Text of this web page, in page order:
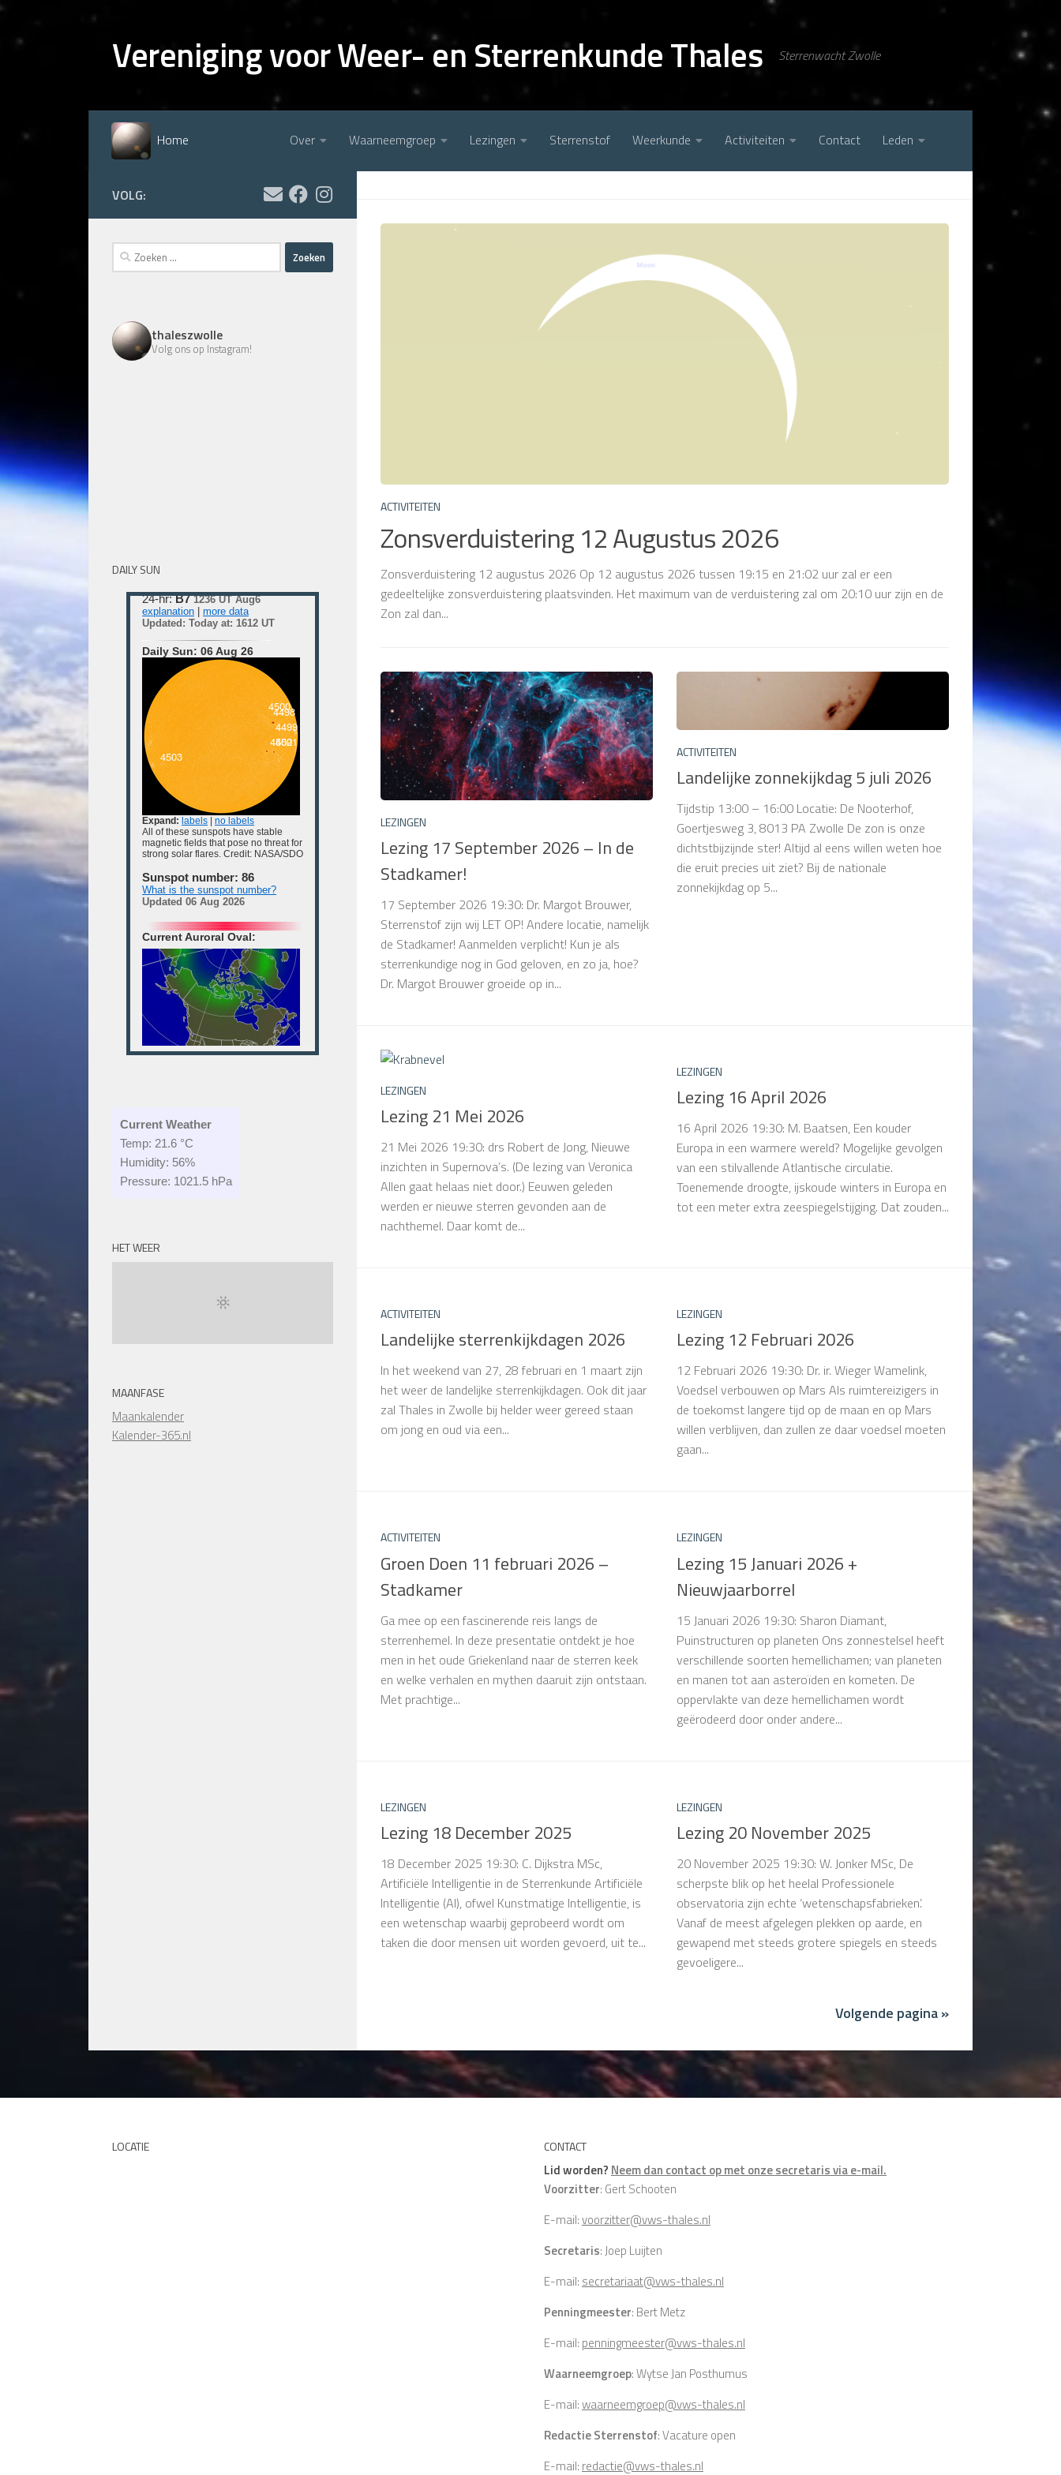
Doorgaan naar inhoud
Vereniging voor Weer- en Sterrenkunde Thales Sterrenwacht Zwolle
Home Over Waarneemgroep Lezingen Sterrenstof Weerkunde Activiteiten Contact Leden
ACTIVITEITEN
Zonsverduistering 12 Augustus 2026
Zonsverduistering 12 augustus 2026 Op 12 augustus 2026 tussen 19:15 en 21:02 uur zal er een
gedeeltelijke zonsverduistering plaatsvinden. Het maximum van de verduistering zal om 20:10 uur zijn en de
Zon zal dan...
LEZINGEN
Lezing 17 September 2026 – In de
Stadkamer!
17 September 2026 19:30: Dr. Margot Brouwer,
Sterrenstof zijn wij LET OP! Andere locatie, namelijk
de Stadkamer! Aanmelden verplicht! Kun je als
sterrenkundige nog in God geloven, en zo ja, hoe?
Dr. Margot Brouwer groeide op in...
ACTIVITEITEN
Landelijke zonnekijkdag 5 juli 2026
Tijdstip 13:00 – 16:00 Locatie: De Nooterhof,
Goertjesweg 3, 8013 PA Zwolle De zon is onze
dichtstbijzijnde ster! Altijd al eens willen weten hoe
die eruit precies uit ziet? Bij de nationale
zonnekijkdag op 5...
LEZINGEN
Lezing 21 Mei 2026
21 Mei 2026 19:30: drs Robert de Jong, Nieuwe
inzichten in Supernova’s. (De lezing van Veronica
Allen gaat helaas niet door.) Eeuwen geleden
werden er nieuwe sterren gevonden aan de
nachthemel. Daar komt de...
LEZINGEN
Lezing 16 April 2026
16 April 2026 19:30: M. Baatsen, Een kouder
Europa in een warmere wereld? Mogelijke gevolgen
van een stilvallende Atlantische circulatie.
Toenemende droogte, ijskoude winters in Europa en
tot een meter extra zeespiegelstijging. Dat zouden...
ACTIVITEITEN
Landelijke sterrenkijkdagen 2026
In het weekend van 27, 28 februari en 1 maart zijn
het weer de landelijke sterrenkijkdagen. Ook dit jaar
zal Thales in Zwolle bij helder weer gereed staan
om jong en oud via een...
LEZINGEN
Lezing 12 Februari 2026
12 Februari 2026 19:30: Dr. ir. Wieger Wamelink,
Voedsel verbouwen op Mars Als ruimtereizigers in
de toekomst langere tijd op de maan en op Mars
willen verblijven, dan zullen ze daar voedsel moeten
gaan...
ACTIVITEITEN
Groen Doen 11 februari 2026 –
Stadkamer
Ga mee op een fascinerende reis langs de
sterrenhemel. In deze presentatie ontdekt je hoe
men in het oude Griekenland naar de sterren keek
en welke verhalen en mythen daaruit zijn ontstaan.
Met prachtige...
LEZINGEN
Lezing 15 Januari 2026 +
Nieuwjaarborrel
15 Januari 2026 19:30: Sharon Diamant,
Puinstructuren op planeten Ons zonnestelsel heeft
verschillende soorten hemellichamen; van planeten
en manen tot aan asteroïden en kometen. De
oppervlakte van deze hemellichamen wordt
geërodeerd door onder andere...
LEZINGEN
Lezing 18 December 2025
18 December 2025 19:30: C. Dijkstra MSc,
Artificiële Intelligentie in de Sterrenkunde Artificiële
Intelligentie (AI), ofwel Kunstmatige Intelligentie, is
een wetenschap waarbij geprobeerd wordt om
taken die door mensen uit worden gevoerd, uit te...
LEZINGEN
Lezing 20 November 2025
20 November 2025 19:30: W. Jonker MSc, De
scherpste blik op het heelal Professionele
observatoria zijn echte ‘wetenschapsfabrieken’.
Vanaf de meest afgelegen plekken op aarde, en
gewapend met steeds grotere spiegels en steeds
gevoeligere...
Volgende pagina »
VOLG:
Zoeken
naar:
thaleszwolle
Volg ons op Instagram!
DAILY SUN
Current Weather
Temp: 21.6 °C
Humidity: 56%
Pressure: 1021.5 hPa
HET WEER
MAANFASE
Maankalender
Kalender-365.nl
LOCATIE CONTACT
Lid worden? Neem dan contact op met onze secretaris via e-mail.
Voorzitter: Gert Schooten
E-mail:voorzitter@vws-thales.nl
Secretaris: Joep Luijten
E-mail: secretariaat@vws-thales.nl
Penningmeester: Bert Metz
E-mail: penningmeester@vws-thales.nl
Waarneemgroep: Wytse Jan Posthumus
E-mail:waarneemgroep@vws-thales.nl
Redactie Sterrenstof: Vacature open
E-mail: redactie@vws-thales.nl